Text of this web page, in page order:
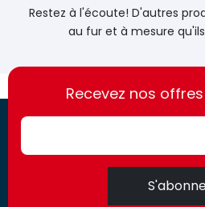
Restez à l'écoute! D'autres
au fur et à mesure
https://france-
access.fr
https://france-
access.fr
Recevez nos